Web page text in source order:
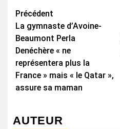
Navigation
d’article
Précédent
La gymnaste d’Avoine-
Beaumont Perla
Denéchère « ne
représentera plus la
France » mais « le Qatar »,
assure sa maman
AUTEUR